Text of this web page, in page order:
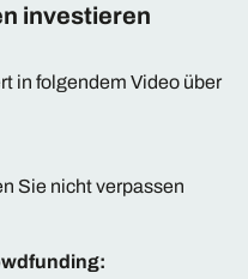
investieren
in folgendem Video über
Sie nicht verpassen